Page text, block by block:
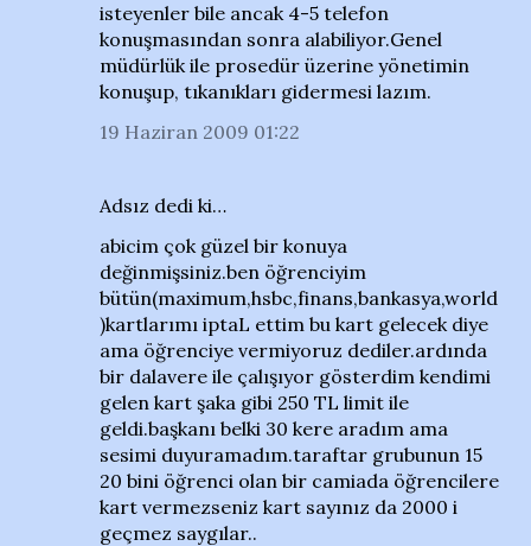
isteyenler bile ancak 4-5 telefon
konuşmasından sonra alabiliyor.Genel
müdürlük ile prosedür üzerine yönetimin
konuşup, tıkanıkları gidermesi lazım.
19 Haziran 2009 01:22
Adsız dedi ki…
abicim çok güzel bir konuya
değinmişsiniz.ben öğrenciyim
bütün(maximum,hsbc,finans,bankasya,world
)kartlarımı iptaL ettim bu kart gelecek diye
ama öğrenciye vermiyoruz dediler.ardında
bir dalavere ile çalışıyor gösterdim kendimi
gelen kart şaka gibi 250 TL limit ile
geldi.başkanı belki 30 kere aradım ama
sesimi duyuramadım.taraftar grubunun 15
20 bini öğrenci olan bir camiada öğrencilere
kart vermezseniz kart sayınız da 2000 i
geçmez saygılar..